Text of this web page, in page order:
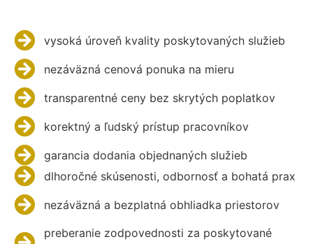
vysoká úroveň kvality poskytovaných služieb
nezáväzná cenová ponuka na mieru
transparentné ceny bez skrytých poplatkov
korektný a ľudský prístup pracovníkov
garancia dodania objednaných služieb
dlhoročné skúsenosti, odbornosť a bohatá prax
nezáväzná a bezplatná obhliadka priestorov
preberanie zodpovednosti za poskytované